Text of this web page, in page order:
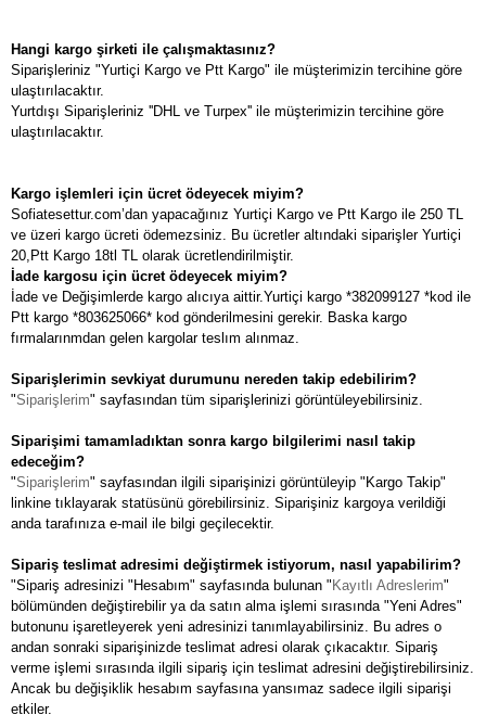
Hangi kargo şirketi ile çalışmaktasınız?
Siparişleriniz "Yurtiçi Kargo ve Ptt Kargo" ile müşterimizin tercihine göre
ulaştırılacaktır.
Yurtdışı Siparişleriniz ''DHL ve Turpex'' ile müşterimizin tercihine göre
ulaştırılacaktır.
Kargo işlemleri için ücret ödeyecek miyim?
Sofiatesettur.com’dan yapacağınız Yurtiçi Kargo ve Ptt Kargo ile 250 TL
ve üzeri kargo ücreti ödemezsiniz. Bu ücretler altındaki siparişler Yurtiçi
20,Ptt Kargo 18tl TL olarak ücretlendirilmiştir.
İade kargosu için ücret ödeyecek miyim?
İade ve Değişimlerde kargo alıcıya aittir.Yurtiçi kargo *382099127 *kod ile
Ptt kargo *803625066* kod gönderilmesini gerekir. Baska kargo
fırmalarınmdan gelen kargolar teslım alınmaz.
Siparişlerimin sevkiyat durumunu nereden takip edebilirim?
"Siparişlerim" sayfasından tüm siparişlerinizi görüntüleyebilirsiniz.
Siparişimi tamamladıktan sonra kargo bilgilerimi nasıl takip
edeceğim?
"Siparişlerim" sayfasından ilgili siparişinizi görüntüleyip "Kargo Takip"
linkine tıklayarak statüsünü görebilirsiniz. Siparişiniz kargoya verildiği
anda tarafınıza e-mail ile bilgi geçilecektir.
Sipariş teslimat adresimi değiştirmek istiyorum, nasıl yapabilirim?
"Sipariş adresinizi "Hesabım" sayfasında bulunan "Kayıtlı Adreslerim"
bölümünden değiştirebilir ya da satın alma işlemi sırasında "Yeni Adres"
butonunu işaretleyerek yeni adresinizi tanımlayabilirsiniz. Bu adres o
andan sonraki siparişinizde teslimat adresi olarak çıkacaktır. Sipariş
verme işlemi sırasında ilgili sipariş için teslimat adresini değiştirebilirsiniz.
Ancak bu değişiklik hesabım sayfasına yansımaz sadece ilgili siparişi
etkiler.